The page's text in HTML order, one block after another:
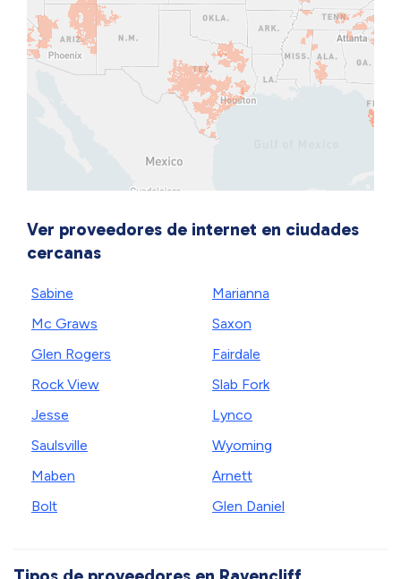
Ver proveedores de internet en ciudades
cercanas
Sabine
Mc Graws
Glen Rogers
Rock View
Jesse
Saulsville
Maben
Bolt
Marianna
Saxon
Fairdale
Slab Fork
Lynco
Wyoming
Arnett
Glen Daniel